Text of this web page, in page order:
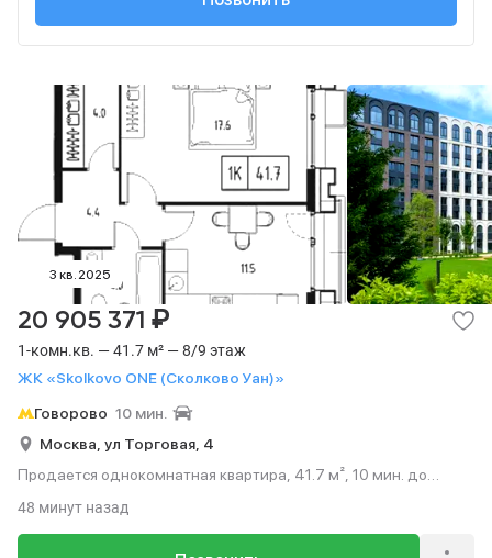
3 кв. 2025
1-комн.кв. — 41.7 м² — 8/9 этаж
ЖК «Skolkovo ONE (Сколково Уан)»
20 905 371 ₽
Говорово 10 мин.
Москва, ул Торговая, 4
Продается однокомнатная квартира, 41.7 м², 10 мин. до
48 минут назад